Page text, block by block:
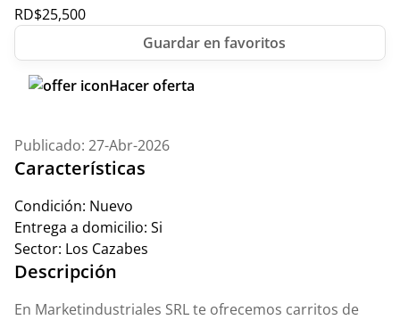
RD$25,500
Hacer oferta
Publicado: 27-Abr-2026
Características
Condición: Nuevo
Entrega a domicilio: Si
Sector: Los Cazabes
Descripción
En Marketindustriales SRL te ofrecemos carritos de